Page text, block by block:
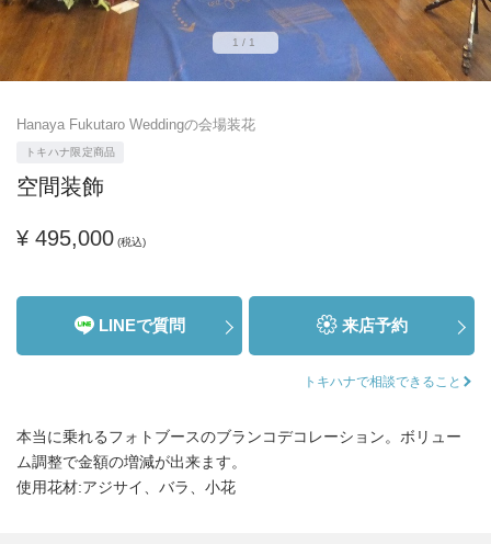
1/1
Hanaya Fukutaro Weddingの会場装花
トキハナ限定商品
空間装飾
¥ 495,000 (税込)
LINEで質問 来店予約
トキハナで相談できること
本当に乗れるフォトブースのブランコデコレーション。ボリュー
ム調整で金額の増減が出来ます。
使用花材:アジサイ、バラ、小花